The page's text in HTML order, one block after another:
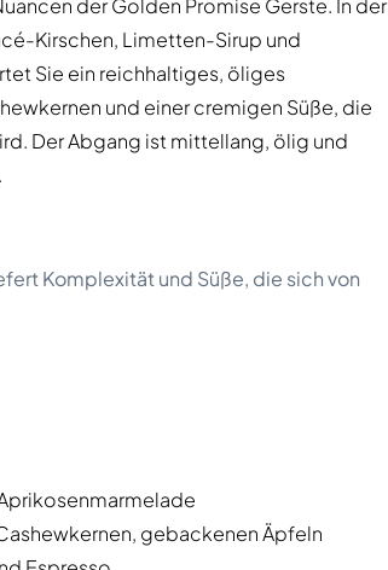
der Golden Promise Gerste. In der
Kirschen, Limetten-Sirup und
Sie ein reichhaltiges, öliges
und einer cremigen Süße, die
Der Abgang ist mittellang, ölig und
Komplexität und Süße, die sich von
gebackenen Äpfeln